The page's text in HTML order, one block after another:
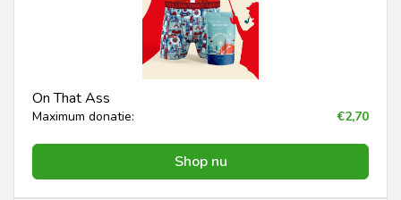
On That Ass
Maximum donatie: €2,70
Shop nu